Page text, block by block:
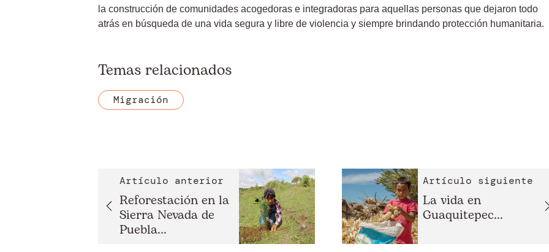
la construcción de comunidades acogedoras e integradoras para aquellas personas que dejaron todo
atrás en búsqueda de una vida segura y libre de violencia y siempre brindando protección humanitaria.
Temas relacionados
Migración
Artículo anterior
Reforestación en la
Sierra Nevada de
Puebla...
Artículo siguiente
La vida en
Guaquitepec...